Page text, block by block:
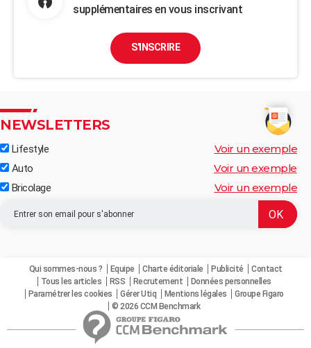
supplémentaires en vous inscrivant
S'INSCRIRE
NEWSLETTERS
Lifestyle Voir un exemple
Auto Voir un exemple
Bricolage Voir un exemple
Qui sommes-nous ? Equipe Charte éditoriale Publicité
Contact
Tous les articles
RSS Recrutement
Données personnelles
Paramétrer les cookies
Gérer Utiq Mentions légales
Groupe Figaro
© 2026 CCM Benchmark